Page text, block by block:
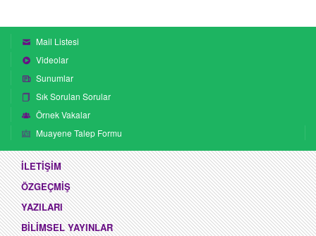
Mail Listesi
Videolar
Sunumlar
Sık Sorulan Sorular
Örnek Vakalar
Muayene Talep Formu
İLETİŞİM
ÖZGEÇMİŞ
YAZILARI
BİLİMSEL YAYINLAR